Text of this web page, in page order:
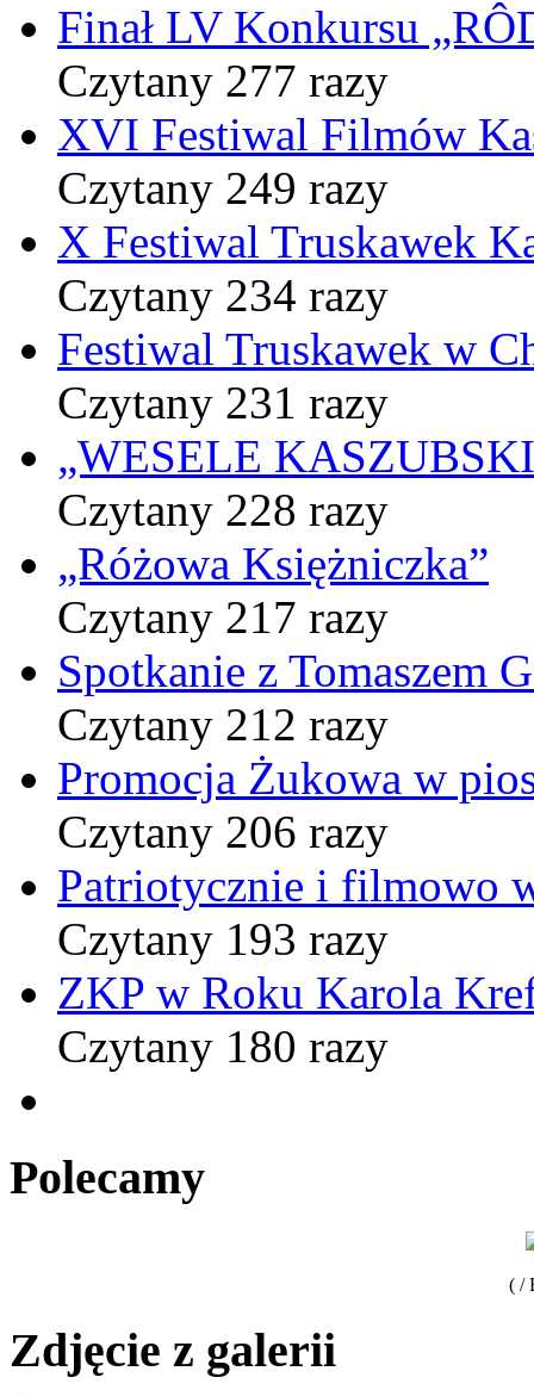
Finał LV Konkursu
Czytany 277 razy
XVI Festiwal Filmów
Czytany 249 razy
X Festiwal Truskawek
Czytany 234 razy
Festiwal Truskawek w
Czytany 231 razy
„WESELE
Czytany 228 razy
„Różowa Księżniczka”
Czytany 217 razy
Spotkanie z Tomaszem
Czytany 212 razy
Promocja Żukowa w
Czytany 206 razy
Patriotycznie i filmowo
Czytany 193 razy
ZKP w Roku Karola
Czytany 180 razy
Polecamy
( /
Zdjęcie z galerii